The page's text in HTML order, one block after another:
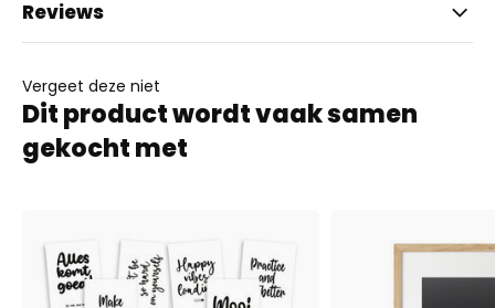
Reviews
Vergeet deze niet
Dit product wordt vaak samen
gekocht met